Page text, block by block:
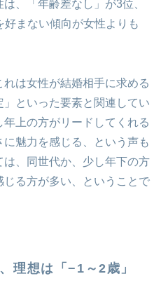
、「年齢差なし」が3位、
好まない傾向が女性よりも
は女性が結婚相手に求める
」といった要素と関連してい
上の方がリードしてくれる
魅力を感じる、という声も
、同世代か、少し年下の方
る方が多い、ということで
理想は「−1～2歳」